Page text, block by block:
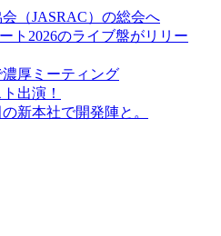
（JASRAC）の総会へ
ト2026のライブ盤がリリー
厚ミーティング
出演！
新本社で開発陣と。